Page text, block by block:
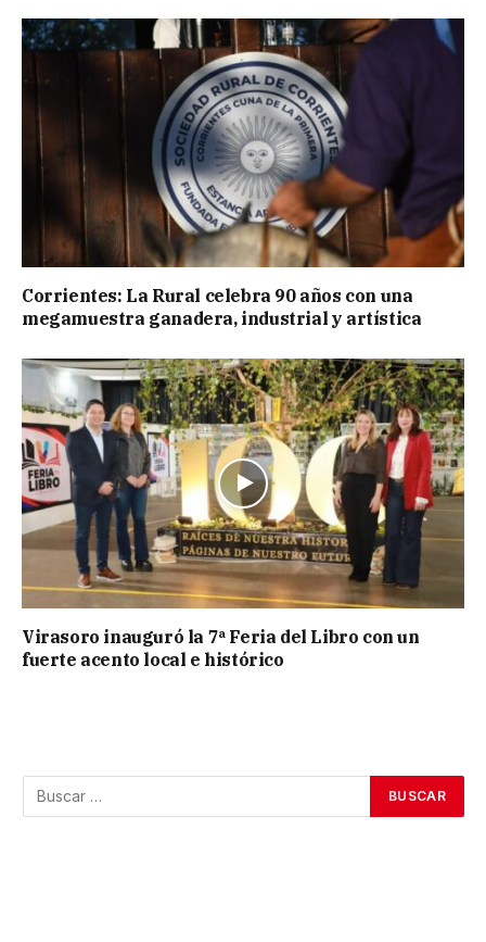
Corrientes: La Rural celebra 90 años con una
megamuestra ganadera, industrial y artística
Virasoro inauguró la 7ª Feria del Libro con un
fuerte acento local e histórico